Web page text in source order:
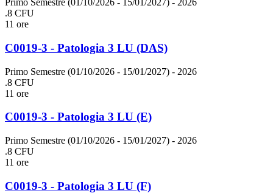
Primo Semestre (01/10/2026 - 15/01/2027) - 2026
.8 CFU
11 ore
C0019-3 - Patologia 3 LU (DAS)
Primo Semestre (01/10/2026 - 15/01/2027) - 2026
.8 CFU
11 ore
C0019-3 - Patologia 3 LU (E)
Primo Semestre (01/10/2026 - 15/01/2027) - 2026
.8 CFU
11 ore
C0019-3 - Patologia 3 LU (F)